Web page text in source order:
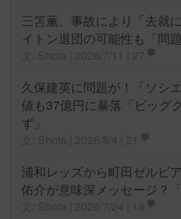
三笘薫、事故により「去就
イトン退団の可能性も「問
久保建英に問題が！「ソシ
値も37億円に暴落「ビッグ
ず」
浦和レッズから町田ゼルビ
佑介が意味深メッセージ？